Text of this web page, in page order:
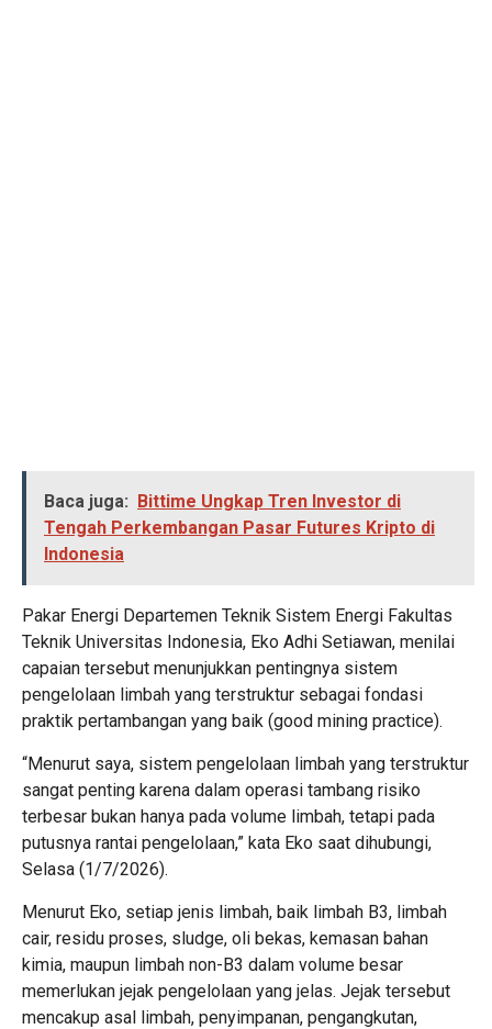
Baca juga: Bittime Ungkap Tren Investor di
Tengah Perkembangan Pasar Futures Kripto di
Indonesia
Pakar Energi Departemen Teknik Sistem Energi Fakultas
Teknik Universitas Indonesia, Eko Adhi Setiawan, menilai
capaian tersebut menunjukkan pentingnya sistem
pengelolaan limbah yang terstruktur sebagai fondasi
praktik pertambangan yang baik (good mining practice).
“Menurut saya, sistem pengelolaan limbah yang terstruktur
sangat penting karena dalam operasi tambang risiko
terbesar bukan hanya pada volume limbah, tetapi pada
putusnya rantai pengelolaan,” kata Eko saat dihubungi,
Selasa (1/7/2026).
Menurut Eko, setiap jenis limbah, baik limbah B3, limbah
cair, residu proses, sludge, oli bekas, kemasan bahan
kimia, maupun limbah non-B3 dalam volume besar
memerlukan jejak pengelolaan yang jelas. Jejak tersebut
mencakup asal limbah, penyimpanan, pengangkutan,